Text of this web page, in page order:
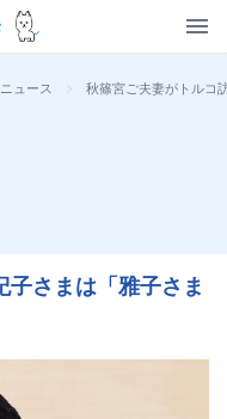
ュース > 秋篠宮ご夫妻がトルコ
さまは「雅子さま